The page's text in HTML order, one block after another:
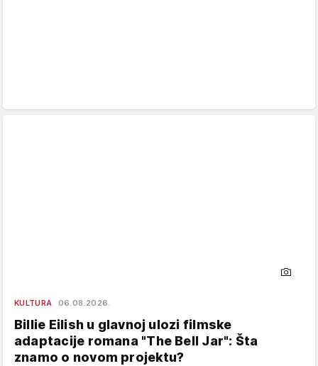
KULTURA 06.08.2026.
Billie Eilish u glavnoj ulozi filmske
adaptacije romana "The Bell Jar": Šta
znamo o novom projektu?